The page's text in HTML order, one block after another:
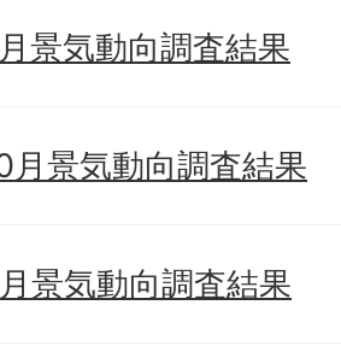
景気動向調査結果
月景気動向調査結果
景気動向調査結果